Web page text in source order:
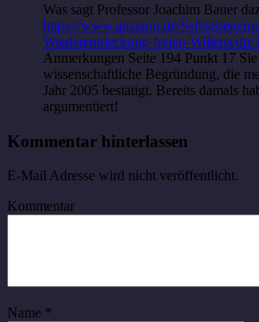
Was sagt Professor Joachim Bauer
https://www.amazon.de/
Wiederentdeckung-freien-Willens/dp/
Anmerkungen Seite 194 Punkt 17
wissenschaftliche Begründung, die
Jahr 2005 bestätigt. Bereits damals
argumentiert!
Kommentar hinterlassen
E-Mail Adresse wird nicht veröffentlicht.
Kommentar
Name *